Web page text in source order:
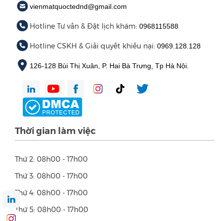
vienmatquoctednd@gmail.com
Hotline Tư vấn & Đặt lịch khám: 0968115588
Hotline CSKH & Giải quyết khiếu nại: 0969.128.128
126-128 Bùi Thị Xuân, P. Hai Bà Trưng, Tp Hà Nội.
Thời gian làm việc
Thứ 2: 08h00 - 17h00
Thứ 3: 08h00 - 17h00
Thứ 4: 08h00 - 17h00
Thứ 5: 08h00 - 17h00